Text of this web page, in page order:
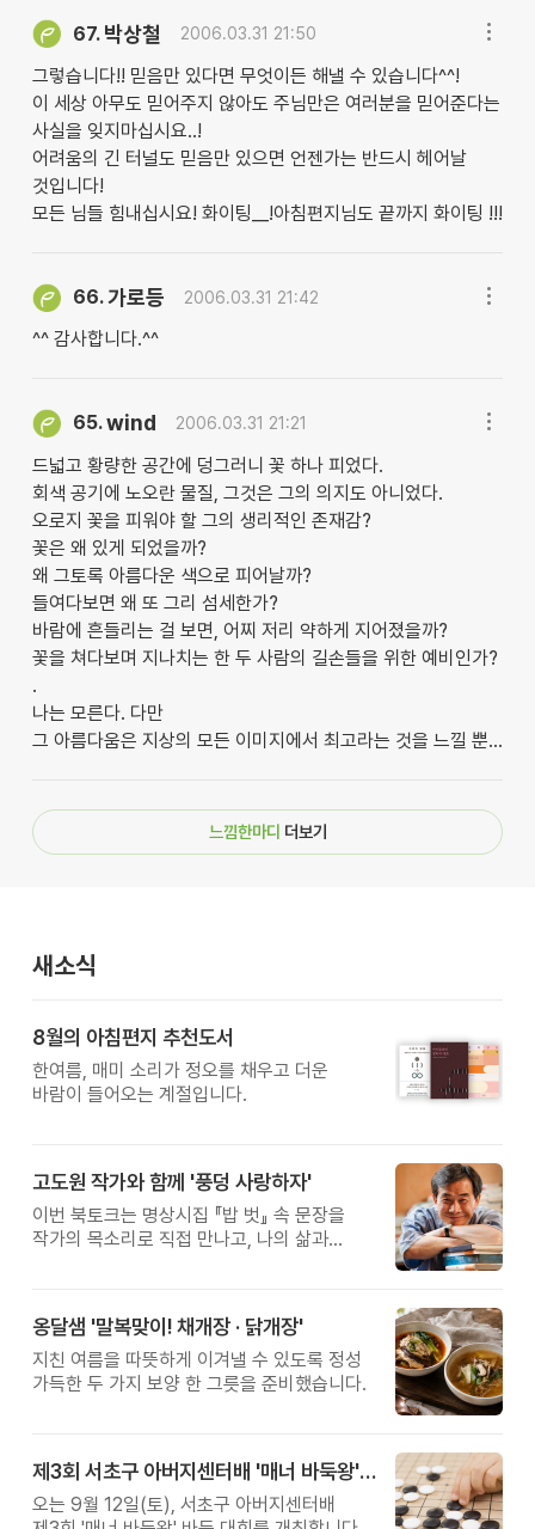
67. 박상철 2006.03.31 21:50
그렇습니다!! 믿음만 있다면 무엇이든 해낼 수 있습니다^^!
이 세상 아무도 믿어주지 않아도 주님만은 여러분을 믿어준다는
사실을 잊지마십시요..!
어려움의 긴 터널도 믿음만 있으면 언젠가는 반드시 헤어날
것입니다!
모든 님들 힘내십시요! 화이팅__!아침편지님도 끝까지 화이팅 !!!
66.가로등 2006.03.31 21:42
^^ 감사합니다.^^
65.wind 2006.03.31 21:21
드넓고 황량한 공간에 덩그러니 꽃 하나 피었다.
회색 공기에 노오란 물질, 그것은 그의 의지도 아니었다.
오로지 꽃을 피워야 할 그의 생리적인 존재감?
꽃은 왜 있게 되었을까?
왜 그토록 아름다운 색으로 피어날까?
들여다보면 왜 또 그리 섬세한가?
바람에 흔들리는 걸 보면, 어찌 저리 약하게 지어졌을까?
꽃을 쳐다보며 지나치는 한 두 사람의 길손들을 위한 예비인가?
.
나는 모른다. 다만
그 아름다움은 지상의 모든 이미지에서 최고라는 것을 느낄 뿐...
느낌한마디 더보기
새소식
8월의 아침편지 추천도서
한여름, 매미 소리가 정오를 채우고 더운
바람이 들어오는 계절입니다.
고도원 작가와 함께 '풍덩 사랑하자'
이번 북토크는 명상시집 『밥 벗』 속 문장을
작가의 목소리로 직접 만나고, 나의 삶과
옹달샘 '말복맞이! 채개장 · 닭개장'
지친 여름을 따뜻하게 이겨낼 수 있도록 정성
가득한 두 가지 보양 한 그릇을 준비했습니다.
제3회 서초구 아버지센터배 '매너 바둑왕' 대회
오는 9월 12일(토), 서초구 아버지센터배